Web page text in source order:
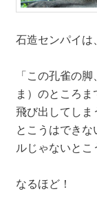
石造センパイは
「この孔雀の
ま）のところ
飛び出してし
とこうはでき
ルじゃないとこ
なるほど！